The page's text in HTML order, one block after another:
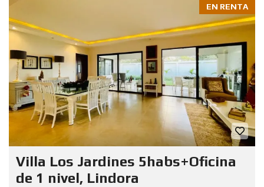
EN RENTA
Villa Los Jardines 5habs+Oficina
de 1 nivel, Lindora